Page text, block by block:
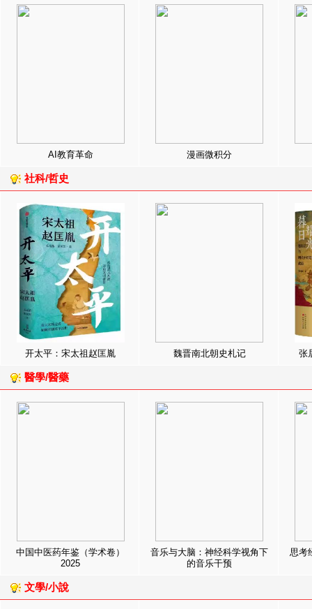
AI教育革命 漫画微积分
社科/哲史
开太平：宋太祖赵匡胤 魏晋南北朝史札记 张
醫學/醫藥
中国中医药年鉴（学术卷）
2025
音乐与大脑：神经科学视角下
的音乐干预
思考
文學/小說